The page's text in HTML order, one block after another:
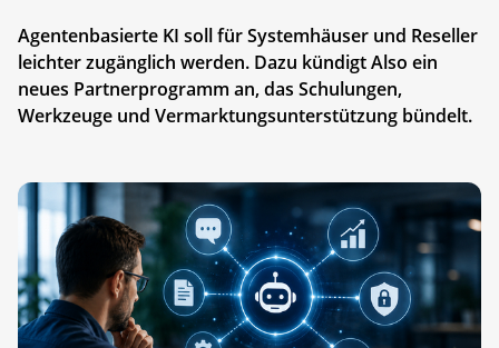
Agentenbasierte KI soll für Systemhäuser und Reseller
leichter zugänglich werden. Dazu kündigt Also ein
neues Partnerprogramm an, das Schulungen,
Werkzeuge und Vermarktungsunterstützung bündelt.